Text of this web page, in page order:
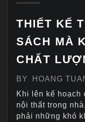
THIẾT KẾ
SÁCH MÀ
CHẤT
BY
HOANG
Khi lên kế hoạch
nội thất trong
phải những khó